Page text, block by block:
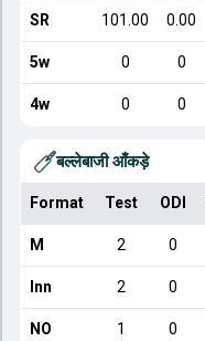
SR 101.00 0.00
5w 0 0
4w 0 0
बल्लेबाजी आँकड़े
Format Test ODI
M 2 0
Inn 2 0
NO 1 0